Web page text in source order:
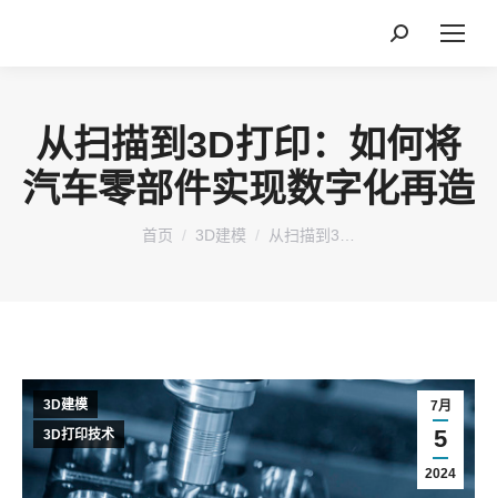
搜
从扫描到3D打印：如何将
汽车零部件实现数字化再造
您在这里：
首页 3D建模 从扫描到3…
7月
5
2024
3D建模
3D打印技术